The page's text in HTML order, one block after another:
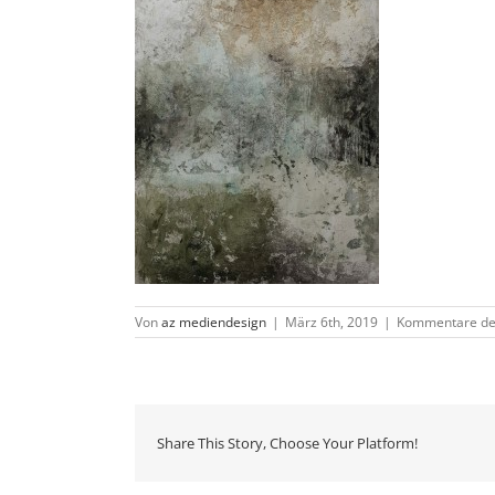
Vonaz mediendesign | März 6th, 2019 | Kommentare
Share This Story, Choose Your Platform!